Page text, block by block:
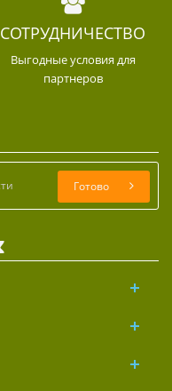
СОТРУДНИЧЕСТВО
Выгодные условия для
партнеров
Готово